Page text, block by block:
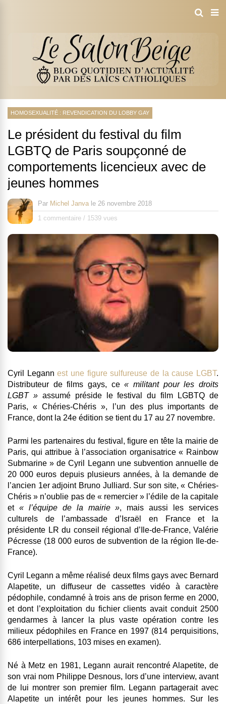
HOMOSEXUALITÉ : REVENDICATION DU LOBBY GAY
Le président du festival du film
LGBTQ de Paris soupçonné de
comportements licencieux avec de
jeunes hommes
Par Michel Janva le 26 novembre 2018
1 commentaire / 1539 vues
Cyril Legannest une figure sulfureuse de la cause LGBT.
Distributeur de films gays, ce« militant pour les droits
LGBT » assumé préside le festival du film LGBTQ de
Paris, « Chéries-Chéris », l’un des plus importants de
France, dont la 24e édition se tient du 17 au 27 novembre.
Parmi les partenaires du festival, figure en tête la mairie de
Paris, qui attribue à l’association organisatrice « Rainbow
Submarine » de Cyril Legann une subvention annuelle de
20 000 euros depuis plusieurs années, à la demande de
l’ancien 1er adjoint Bruno Julliard. Sur son site, « Chéries-
Chéris » n’oublie pas de « remercier » l’édile de la capitale
et « l’équipe de la mairie », mais aussi les services
culturels de l’ambassade d’Israël en Franceet la
présidente LR du conseil régional d’Ile-de-France, Valérie
Pécresse (18 000 euros de subvention de la région Ile-de-
France).
Cyril Legann a même réalisé deux films gays avec Bernard
Alapetite, un diffuseur de cassettes vidéo à caractère
pédophile, condamné à trois ans de prison ferme en 2000,
et dont l’exploitation du fichier clients avait conduit 2500
gendarmes à lancer la plus vaste opération contre les
milieux pédophiles en Franceen 1997 (814 perquisitions,
686 interpellations, 103 mises en examen).
Né à Metz en 1981, Legann aurait rencontré Alapetite, de
son vrai nom Philippe Desnous, lors d’une interview, avant
de lui montrer son premier film.
Legann partagerait avec
Alapetite un intérêt pour les jeunes hommes. Sur les